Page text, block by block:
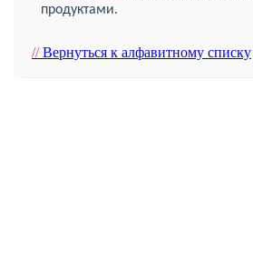
продуктами.
//Вернуться к алфавитному списку